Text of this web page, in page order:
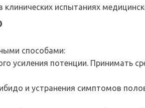
клинических испытаниях
способами:
усиления потенции. Принимать
и устранения симптомов